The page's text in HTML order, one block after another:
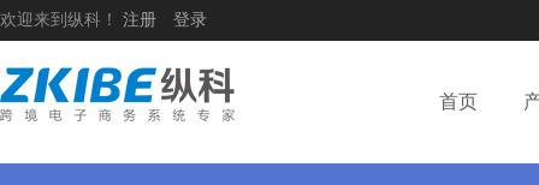
欢迎来到纵科！ 注册 登录
首页